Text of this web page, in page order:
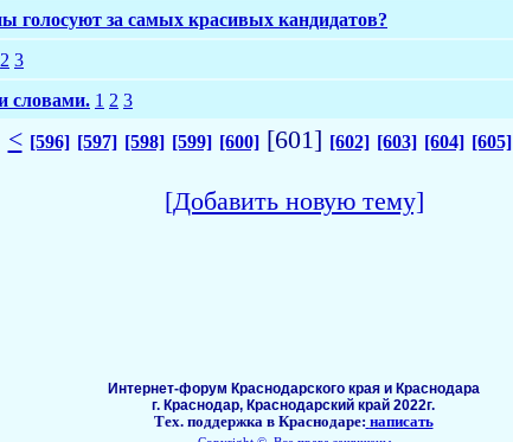
голосуют за самых красивых кандидатов?
2 3
словами. 1 2 3
< [596] [597] [598] [599] [600][601] [602] [603] [604] [605]
[Добавить новую тему]
Интернет-форум Краснодарского края и Краснодара
г. Краснодар, Краснодарский край 2022г.
Тех. поддержка в Краснодаре: написать